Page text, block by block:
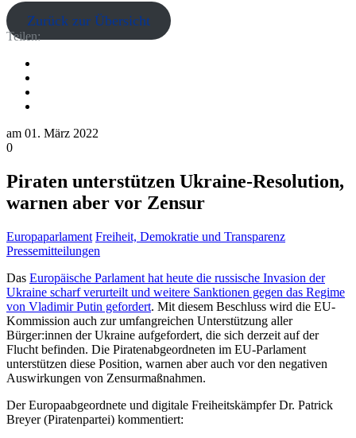
Zurück zur Übersicht
Teilen:
am 01. März 2022
0
Piraten unterstützen Ukraine-Resolution,
warnen aber vor Zensur
Europaparlament Freiheit, Demokratie und Transparenz
Pressemitteilungen
Das Europäische Parlament hat heute die russische Invasion der
Ukraine scharf verurteilt und weitere Sanktionen gegen das Regime
von Vladimir Putin gefordert. Mit diesem Beschluss wird die EU-
Kommission auch zur umfangreichen Unterstützung aller
Bürger:innen der Ukraine aufgefordert, die sich derzeit auf der
Flucht befinden. Die Piratenabgeordneten im EU-Parlament
unterstützen diese Position, warnen aber auch vor den negativen
Auswirkungen von Zensurmaßnahmen.
Der Europaabgeordnete und digitale Freiheitskämpfer Dr. Patrick
Breyer (Piratenpartei) kommentiert: